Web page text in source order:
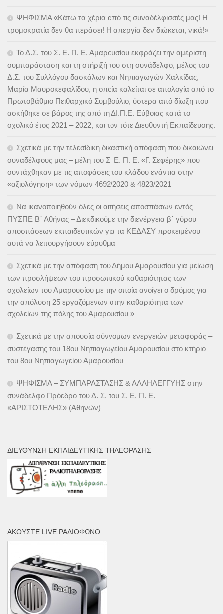
ΨΗΦΙΣΜΑ «Κάτω τα χέρια από τις συναδέλφισσές μας! Η
τρομοκρατία δεν θα περάσει! Η απεργία δεν διώκεται, νικά!»
Το Δ.Σ. του Σ. Ε. Π. Ε. Αμαρουσίου εκφράζει την αμέριστη
συμπαράσταση και τη στήριξή του στη συνάδελφο, μέλος του
Δ.Σ. του Συλλόγου δασκάλων και Νηπιαγωγών Χαλκίδας,
Μαρία Μαυροκεφαλίδου, η οποία καλείται σε απολογία από το
Πρωτοβάθμιο Πειθαρχικό Συμβούλιο, ύστερα από δίωξη που
ασκήθηκε σε βάρος της από τη ΔΙ.Π.Ε. Εύβοιας κατά το
σχολικό έτος 2021 – 2022, και τον τότε Διευθυντή Εκπαίδευσης.
Σχετικά με την τελεσίδικη δικαστική απόφαση που δικαιώνει
συναδέλφους μας – μέλη του Σ. Ε. Π. Ε. «Γ. Σεφέρης» που
συντάχθηκαν με τις αποφάσεις του κλάδου ενάντια στην
«αξιολόγηση» των νόμων 4692/2020 & 4823/2021
Να ικανοποιηθούν όλες οι αιτήσεις αποσπάσων εντός
ΠΥΣΠΕ Β΄ Αθήνας – Διεκδικούμε την διενέργεια β΄ γύρου
αποσπάσεων εκπαιδευτικών για τα ΚΕΔΑΣΥ προκειμένου
αυτά να λειτουργήσουν εύρυθμα
Σχετικά με την απόφαση του Δήμου Αμαρουσίου για μείωση
των προσλήψεων του προσωπικού καθαριότητας των
σχολείων του Αμαρουσίου με την οποία ανοίγει ο δρόμος για
την απόλυση 25 εργαζόμενων στην καθαριότητα των
σχολείων της πόλης του Αμαρουσίου »
Σχετικά με την απουσία σύννομων ενεργειών μεταφοράς –
συστέγασης του 18ου Νηπιαγωγείου Αμαρουσίου στο κτήριο
του 8ου Νηπιαγωγείου Αμαρουσίου
ΨΗΦΙΣΜΑ – ΣΥΜΠΑΡΑΣΤΑΣΗΣ & ΑΛΛΗΛΕΓΓΥΗΣ στην
συνάδελφο Πρόεδρο του Δ. Σ. του Σ. Ε. Π. Ε.
«ΑΡΙΣΤΟΤΕΛΗΣ» (Αθηνών)
ΔΙΕΎΘΥΝΣΗ ΕΚΠΑΙΔΕΥΤΙΚΉΣ ΤΗΛΕΌΡΑΣΗΣ
ΑΚΟΎΣΤΕ LIVE ΡΑΔΙΌΦΩΝΟ